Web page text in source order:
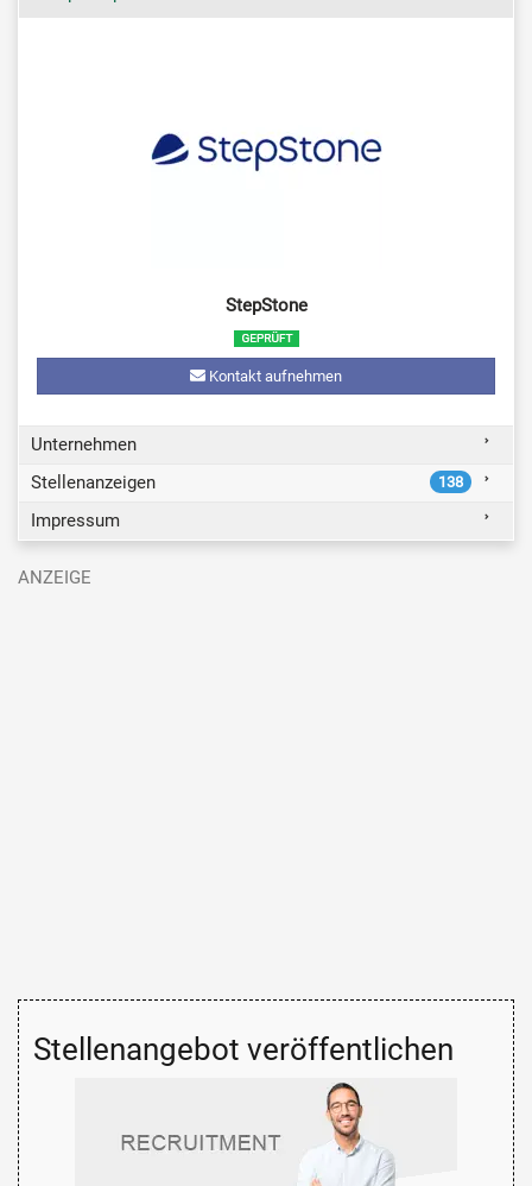
StepStone
Kontakt aufnehmen
Unternehmen
Stellenanzeigen
138
Impressum
Stellenangebot veröffentlichen